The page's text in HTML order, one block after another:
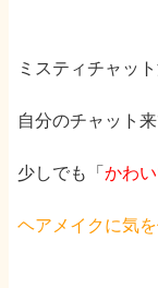
ミスティチャッ
自分のチャット
少しでも「 かわい
ヘアメイクに気